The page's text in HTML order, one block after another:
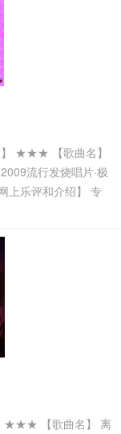
】 ★★★ 【歌曲名】
流行发烧唱片·极
上乐评和介绍】 专
★★★ 【歌曲名】 离